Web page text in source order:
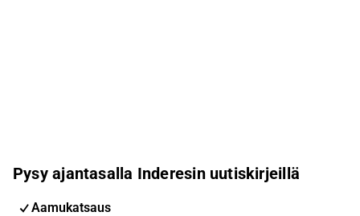
Pysy ajantasalla Inderesin uutiskirjeillä
Aamukatsaus